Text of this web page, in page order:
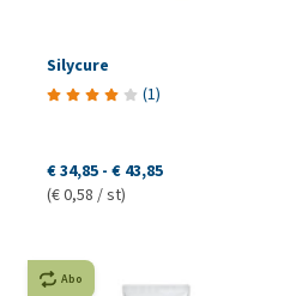
Silycure
(1)
€ 34,85 - € 43,85
(€ 0,58 / st)
Abo